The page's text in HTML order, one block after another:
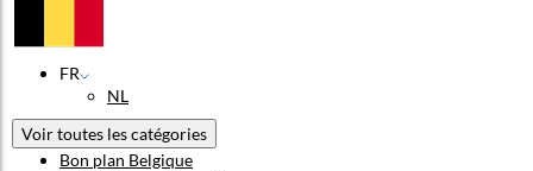
FR
NL
Voir toutes les catégories
Bon plan Belgique